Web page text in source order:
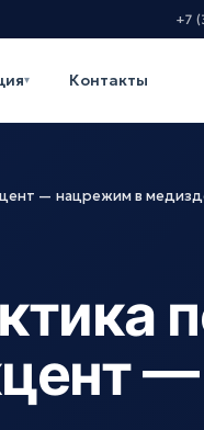
+7
▾ Контакты
— нацрежим в
—